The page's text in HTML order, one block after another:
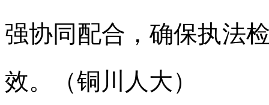
强协同配合，确保执法
效。（铜川人大）